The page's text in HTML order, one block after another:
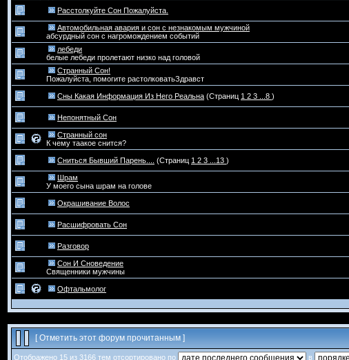
Расстолкуйте Сон Пожалуйста.
Автомобильная авария и сон с незнакомым мужчиной
абсурдный сон с нагромождением событий
лебеди
белые лебеди пролетают низко над головой
Странный Сон!
Пожалуйста, помогите растолковатьЗдравст
Сны Какая Информация Из Него Реальна (Страниц 1 2 3 ...8 )
Непонятный Сон
Странный сон
К чему таакое снится?
Сниться Бывший Парень.... (Страниц 1 2 3 ...13 )
Шрам
У моего сына шрам на голове
Окрашивание Волос
Расшифровать Сон
Разговор
Сон И Сноведение
Священники мужчины
Офтальмолог
[Отметить этот форум прочитанным ]
Отображено 15 из 3166 тем отсортировано по в